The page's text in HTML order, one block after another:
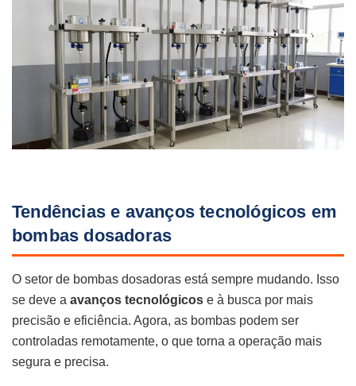
Tendências e avanços tecnológicos em
bombas dosadoras
O setor de bombas dosadoras está sempre mudando. Isso
se deve a avanços tecnológicos e à busca por mais
precisão e eficiência. Agora, as bombas podem ser
controladas remotamente, o que torna a operação mais
segura e precisa.